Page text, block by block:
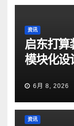
资讯
启东打算
模块化设
6月 8, 2026
资讯